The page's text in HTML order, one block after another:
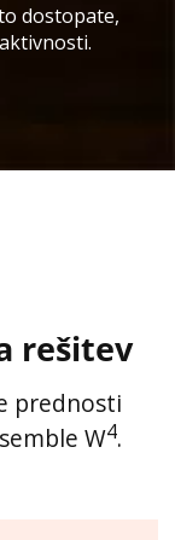
dostopate,
rešitev
prednosti
W4.